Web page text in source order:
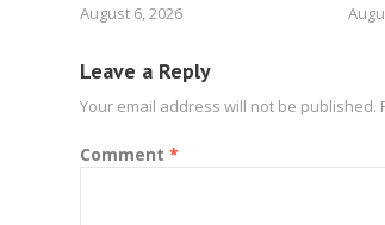
August 6, 2026
Leave a Reply
Your email address will not be published.
Comment *